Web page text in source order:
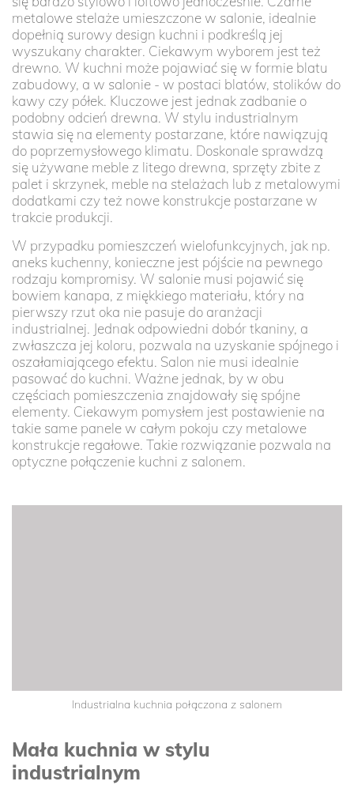
metalowe stelaże umieszczone w salonie, idealnie
dopełnią surowy design kuchni i podkreślą jej
wyszukany charakter. Ciekawym wyborem jest też
drewno. W kuchni może pojawiać się w formie blatu
zabudowy, a w salonie - w postaci blatów, stolików do
kawy czy półek. Kluczowe jest jednak zadbanie o
podobny odcień drewna. W stylu industrialnym
stawia się na elementy postarzane, które nawiązują
do poprzemysłowego klimatu. Doskonale sprawdzą
się używane meble z litego drewna, sprzęty zbite z
palet i skrzynek, meble na stelażach lub z metalowymi
dodatkami czy też nowe konstrukcje postarzane w
trakcie produkcji.
W przypadku pomieszczeń wielofunkcyjnych, jak np.
aneks kuchenny, konieczne jest pójście na pewnego
rodzaju kompromisy. W salonie musi pojawić się
bowiem kanapa, z miękkiego materiału, który na
pierwszy rzut oka nie pasuje do aranżacji
industrialnej. Jednak odpowiedni dobór tkaniny, a
zwłaszcza jej koloru, pozwala na uzyskanie spójnego i
oszałamiającego efektu. Salon nie musi idealnie
pasować do kuchni. Ważne jednak, by w obu
częściach pomieszczenia znajdowały się spójne
elementy. Ciekawym pomysłem jest postawienie na
takie same panele w całym pokoju czy metalowe
konstrukcje regałowe. Takie rozwiązanie pozwala na
optyczne połączenie kuchni z salonem.
Industrialna kuchnia połączona z salonem
Mała kuchnia w stylu
industrialnym